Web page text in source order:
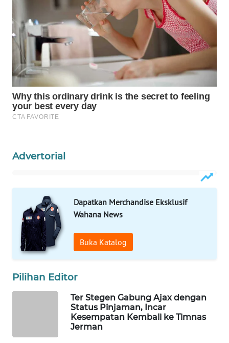
Advertorial
Dapatkan Merchandise Eksklusif
Wahana News
Buka Katalog
Pilihan Editor
Ter Stegen Gabung Ajax dengan
Status Pinjaman, Incar
Kesempatan Kembali ke Timnas
Jerman
WAHANA
INFRASTRUKTUR
WAHANA
KONSUMEN
WAHANA
LISTRIK
TRAVEL
WAHANA
WAHANANEWS
ID
WAHANANEWS
CO ID
WAHANA